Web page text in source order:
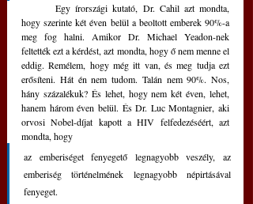
	Egy írországi kutató, Dr. Cahil azt mondta,
hogy szerinte két éven belül a beoltott emberek 90%-a
meg fog halni. Amikor Dr. Michael Yeadon-nek
feltették ezt a kérdést, azt mondta, hogy ő nem menne el
eddig. Remélem, hogy még itt van, és meg tudja ezt
erősíteni. Hát én nem tudom. Talán nem 90%. Nos,
hány százalékuk? És lehet, hogy nem két éven, lehet,
hanem három éven belül. És Dr. Luc Montagnier, aki
orvosi Nobel-díjat kapott a HIV felfedezéséért, azt
mondta, hogy
az emberiséget fenyegető legnagyobb veszély, az
emberiség történelmének legnagyobb népirtásával
fenyeget.